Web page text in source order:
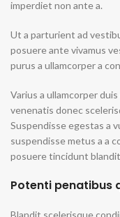
imperdiet non ante a.
Ut a parturient ad
posuere ante vivamus
purus a ullamcorper a
Varius a ullamcorper
venenatis donec
Suspendisse egestas a
suspendisse metus a a
posuere tincidunt
Potenti penatibus
Blandit scelerisque